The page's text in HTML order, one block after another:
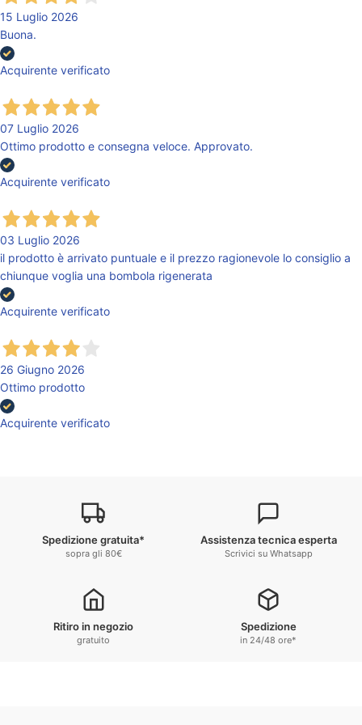
15 Luglio 2026
Buona.
Acquirente verificato
07 Luglio 2026
Ottimo prodotto e consegna veloce. Approvato.
Acquirente verificato
03 Luglio 2026
il prodotto è arrivato puntuale e il prezzo ragionevole lo consiglio a
chiunque voglia una bombola rigenerata
Acquirente verificato
26 Giugno 2026
Ottimo prodotto
Acquirente verificato
Spedizione gratuita*
sopra gli 80€
Assistenza tecnica esperta
Scrivici su Whatsapp
Ritiro in negozio
gratuito
Spedizione
in 24/48 ore*